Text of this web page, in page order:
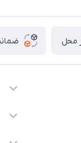
محل